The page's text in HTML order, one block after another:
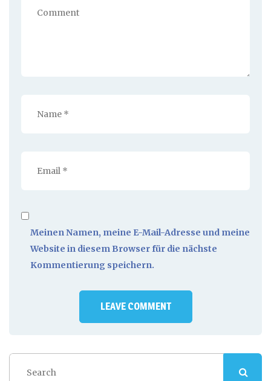
Meinen Namen, meine E-Mail-Adresse und meine
Website in diesem Browser für die nächste
Kommentierung speichern.